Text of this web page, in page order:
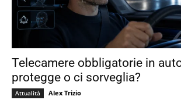
Telecamere obbligatorie in
protegge o ci sorveglia?
Attualità Alex Trizio